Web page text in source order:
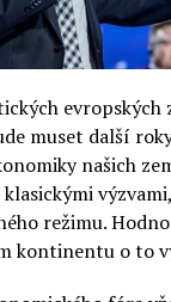
evropských
muset další
našich
režimu.
kontinentu o to